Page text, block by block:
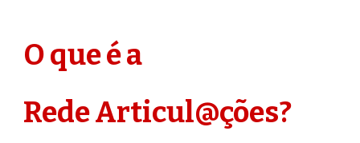
O que é a
Rede Articul@ções?